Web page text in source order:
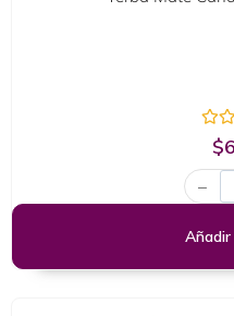
con
0
de
5
$
−